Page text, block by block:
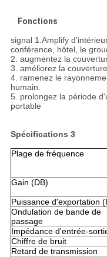
Fonctions
signal 1.Amplify
conférence, hôtel, le
2. augmentez la
3. améliorez la
4. ramenez le
humain.
5. prolongez la période
portable
Spécifications 3
Plage de fréquence
Gain (DB)
Puissance d'exportation
Ondulation de bande de
passage
Impédance d'entrée-
Chiffre de bruit
Retard de transmission